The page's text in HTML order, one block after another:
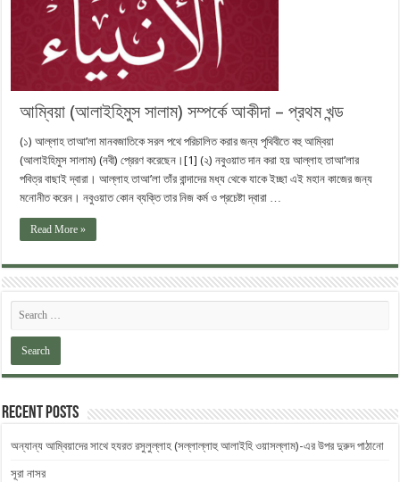
আম্বিয়া (আলাইহিমুস সালাম) সম্পর্কে আকীদা – প্রথম খন্ড
(১) আল্লাহ তাআ’লা মানবজাতিকে সরল পথে পরিচালিত করার জন্য পৃথিবীতে বহু আম্বিয়া
(আলাইহিমুস সালাম) (নবী) প্রেরণ করেছেন।[1] (২) নবুওয়াত দান করা হয় আল্লাহ তাআ’লার
পবিত্র বাছাই দ্বারা। আল্লাহ তাআ’লা তাঁর বান্দাদের মধ্য থেকে যাকে ইচ্ছা এই মহান কাজের জন্য
মনোনীত করেন। নবুওয়াত কোন ব্যক্তি তার নিজ কর্ম ও প্রচেষ্টা দ্বারা …
Read More »
Recent Posts
অন্যান্য আম্বিয়াদের সাথে হযরত রসুলুল্লাহ (সল্লাল্লাহু ‎আলাইহি ওয়াসল্লাম)-এর উপর দুরুদ ‎পাঠানো
সূরা নাসর